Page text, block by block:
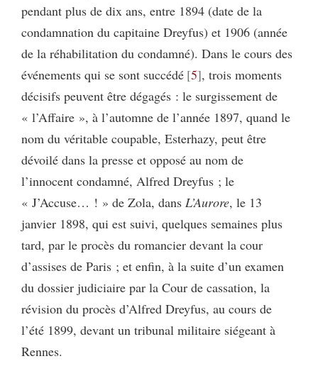
pendant plus de dix ans, entre 1894 (date de la
condamnation du capitaine Dreyfus) et 1906 (année
de la réhabilitation du condamné). Dans le cours des
événements qui se sont succédé 5 , trois moments
décisifs peuvent être dégagés : le surgissement de
« l’Affaire », à l’automne de l’année 1897, quand le
nom du véritable coupable, Esterhazy, peut être
dévoilé dans la presse et opposé au nom de
l’innocent condamné, Alfred Dreyfus ; le
« J’Accuse… ! » de Zola, dans L’Aurore, le 13
janvier 1898, qui est suivi, quelques semaines plus
tard, par le procès du romancier devant la cour
d’assises de Paris ; et enfin, à la suite d’un examen
du dossier judiciaire par la Cour de cassation, la
révision du procès d’Alfred Dreyfus, au cours de
l’été 1899, devant un tribunal militaire siégeant à
Rennes.